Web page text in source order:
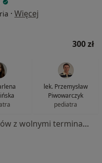
· Więcej
300 zł
lek. Przemysław
Piwowarczyk
pediatra
Brak dostępnych specjalistów z wolnymi terminami w tym centrum medycznym.